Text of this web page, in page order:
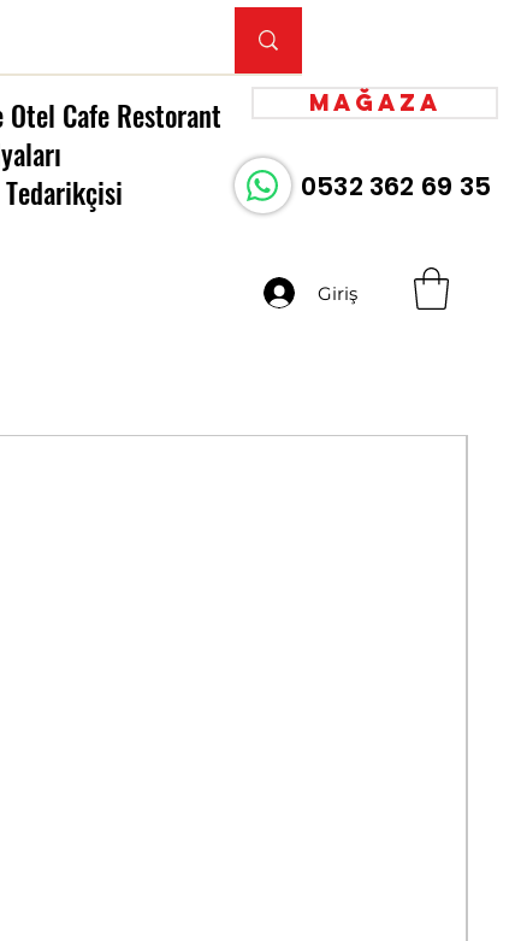
Otel Cafe Restorant
Mağaza
0532 362 69 35
Giriş